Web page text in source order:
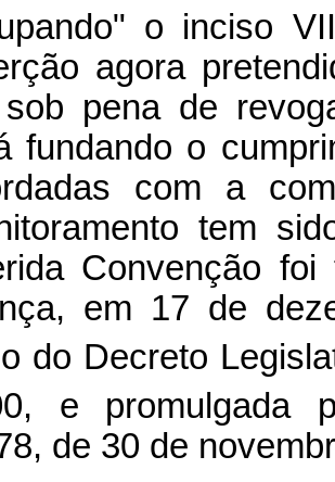
o inciso
agora
pena de
fundando o
com a
tem
Convenção foi
em 17 de
do Decreto
e promulgada
de 30 de